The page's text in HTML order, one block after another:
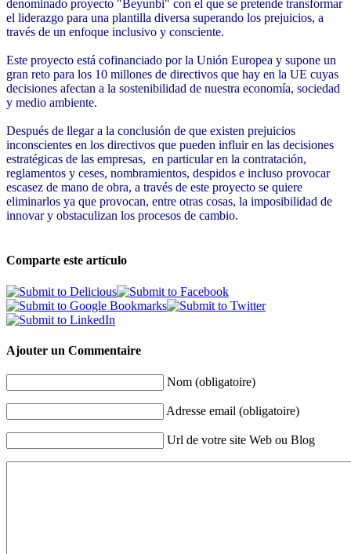
denominado proyecto "Beyunbi" con el que se pretende transformar
el liderazgo para una plantilla diversa superando los prejuicios, a
través de un enfoque inclusivo y consciente.
Este proyecto está cofinanciado por la Unión Europea y supone un
gran reto para los 10 millones de directivos que hay en la UE cuyas
decisiones afectan a la sostenibilidad de nuestra economía, sociedad
y medio ambiente.
Después de llegar a la conclusión de que existen prejuicios
inconscientes en los directivos que pueden influir en las decisiones
estratégicas de las empresas, en particular en la contratación,
reglamentos y ceses, nombramientos, despidos e incluso provocar
escasez de mano de obra, a través de este proyecto se quiere
eliminarlos ya que provocan, entre otras cosas, la imposibilidad de
innovar y obstaculizan los procesos de cambio.
Comparte este artículo
Ajouter un Commentaire
Nom (obligatoire)
Adresse email (obligatoire)
Url de votre site Web ou Blog